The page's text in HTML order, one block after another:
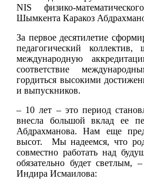
NIS физико-
Шымкента Каракоз
За первое десятилетие
педагогический
международную
соответствие
гордиться высокими
и выпускников.
– 10 лет – это период
внесла большой вклад ее
Абдрахманова. Нам еще
высот.  Мы надеемся, что
совместно работать над
обязательно будет светлым,
Индира Исмаилова: